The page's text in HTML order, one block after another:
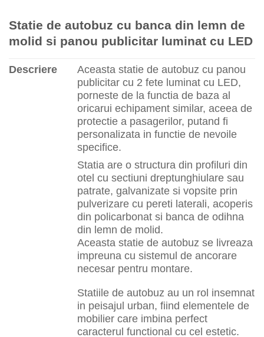
Statie de autobuz cu banca din lemn de
molid si panou publicitar luminat cu LED
Descriere
Aceasta statie de autobuz cu panou
publicitar cu 2 fete luminat cu LED,
porneste de la functia de baza al
oricarui echipament similar, aceea de
protectie a pasagerilor, putand fi
personalizata in functie de nevoile
specifice.
Statia are o structura din profiluri din
otel cu sectiuni dreptunghiulare sau
patrate, galvanizate si vopsite prin
pulverizare cu pereti laterali, acoperis
din policarbonat si banca de odihna
din lemn de molid.
Aceasta statie de autobuz se livreaza
impreuna cu sistemul de ancorare
necesar pentru montare.
Statiile de autobuz au un rol insemnat
in peisajul urban, fiind elementele de
mobilier care imbina perfect
caracterul functional cu cel estetic.